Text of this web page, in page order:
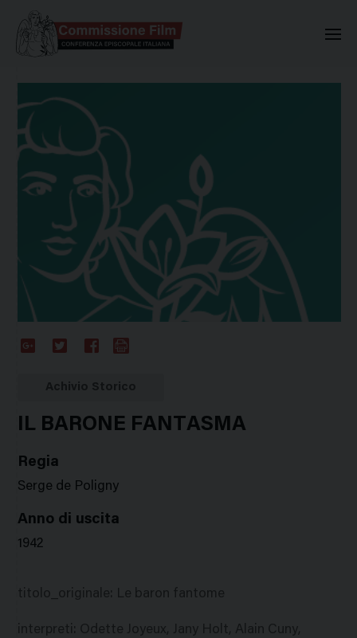
IL BARONE FANTASMA
Regia
Serge de Poligny
Anno di uscita
1942
titolo_originale: Le baron fantome
interpreti: Odette Joyeux, Jany Holt, Alain Cuny,